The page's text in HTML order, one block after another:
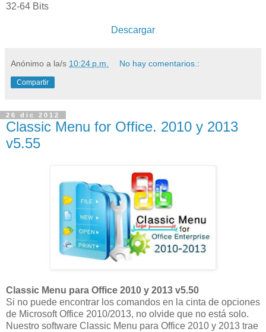
32-64 Bits
Descargar
Anónimo a la/s 10:24 p.m. No hay comentarios.:
Compartir
26 dic 2012
Classic Menu for Office. 2010 y 2013
v5.55
Classic Menu para Office 2010 y 2013 v5.50
Si no puede encontrar los comandos en la cinta de opciones
de Microsoft Office 2010/2013, no olvide que no está solo.
Nuestro software Classic Menu para Office 2010 y 2013 trae